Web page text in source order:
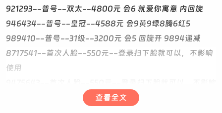
921293--普号--双太--4800元 会6 就爱你寓意 内回旋
946434--普号--皇冠--4588元 会9黄9绿8腾6红5
989410--普号--31级--3200元 会5 回旋开 9894递减
8717541--首次人脸--550元--登录扫下脸就可以，不影响
使用
查看全文